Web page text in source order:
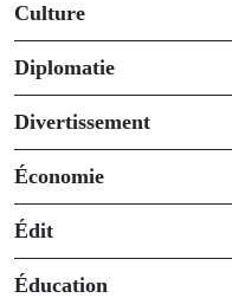
Culture
Diplomatie
Divertissement
Économie
Édit
Éducation